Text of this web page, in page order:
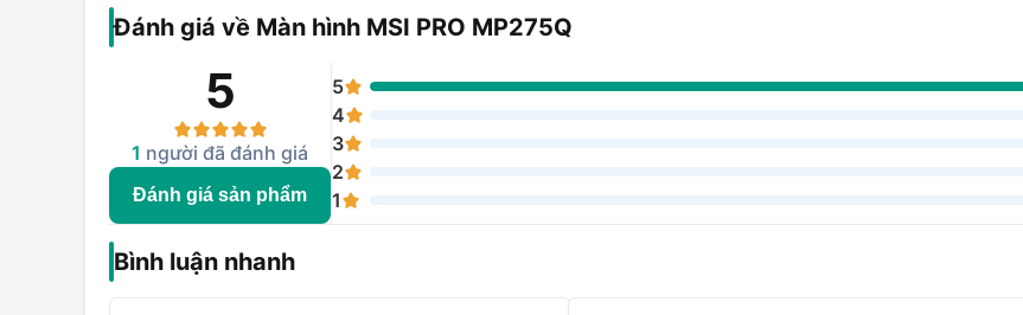
Đánh giá về Màn hình MSI PRO MP275Q
5
1 người đã đánh giá
Đánh giá sản phẩm
5
4
3
2
1
Bình luận nhanh